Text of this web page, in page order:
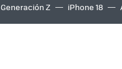
Generación Z iPhone 18